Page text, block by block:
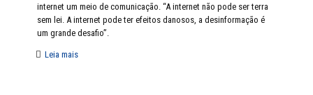
internet um meio de comunicação. “A internet não pode ser terra
sem lei. A internet pode ter efeitos danosos, a desinformação é
um grande desafio”.
Leia mais